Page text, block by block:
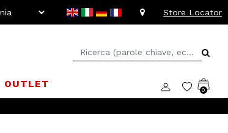
Store Locator
OUTLET
0